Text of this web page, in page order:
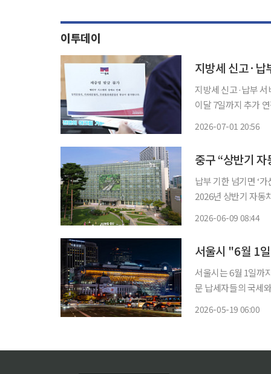
이투데이
지방세 신고·
지방세 신고·납부
이달 7일까지 추가 연장하기로 했다. 1일 행정안전
2026-07-01 20:56
납부 기한 넘기면 ‘가산세 3%’ 서울특별시 중구는 관내 차량
2026년 상반기 자동차세를 고지했다
2026-06-09 08:44
서울시 "6월 1
서울시는 6월 1일까
문 납세자들의 국세와 지방
2026-05-19 06:00